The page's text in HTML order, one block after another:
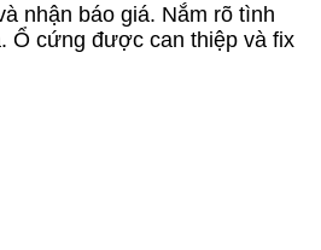
nhận báo giá. Nắm rõ tình
Ổ cứng được can thiệp và fix